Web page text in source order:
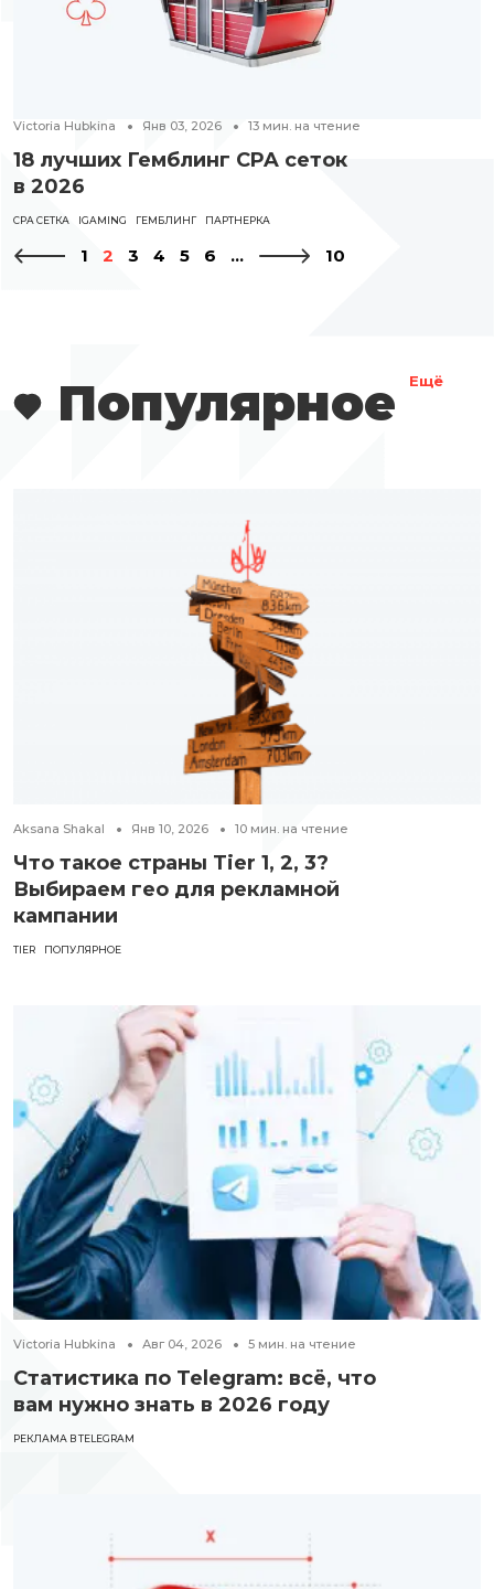
Victoria Hubkina Янв 03, 2026 13 мин. на чтение
18 лучших Гемблинг CPA сеток
в 2026
CPA СЕТКА IGAMING ГЕМБЛИНГ ПАРТНЕРКА
1 2 3 4 5 6 ... 10
Популярное Ещё
Aksana Shakal Янв 10, 2026 10 мин. на чтение
Что такое страны Tier 1, 2, 3?
Выбираем гео для рекламной
кампании
TIER ПОПУЛЯРНОЕ
Victoria Hubkina Авг 04, 2026 5 мин. на чтение
Статистика по Telegram: всё, что
вам нужно знать в 2026 году
РЕКЛАМА В TELEGRAM